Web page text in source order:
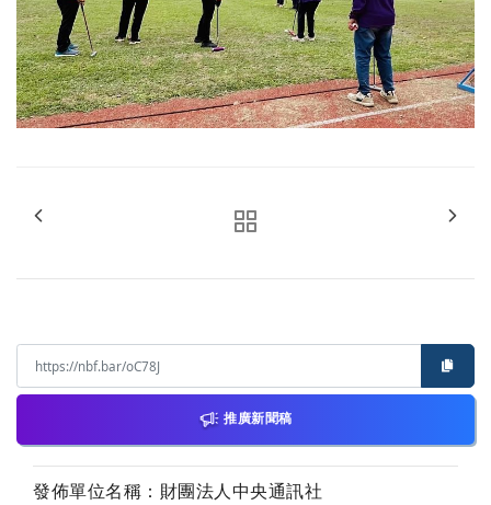
推廣新聞稿
發佈單位名稱：財團法人中央通訊社